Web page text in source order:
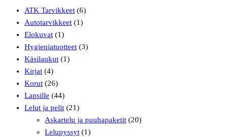
ATK Tarvikkeet (6)
Autotarvikkeet (1)
Elokuvat (1)
Hygieniatuotteet (3)
Käsilaukut (1)
Kirjat (4)
Korut (26)
Lapsille (44)
Lelut ja pelit (21)
Askartelu ja puuhapaketit (20)
Lelupyssyt (1)